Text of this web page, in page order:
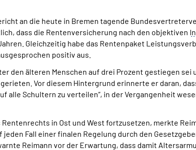
an die heute in Bremen tagende
dass die Rentenversicherung nach den objektiven
Gleichzeitig habe das Rentenpaket
positiv aus.
den älteren Menschen auf drei Prozent gestiegen sei
Vor diesem Hintergrund erinnerte er daran,
alle Schultern zu verteilen“, in der Vergangenheit
in Ost und West fortzusetzen, merkte
Fall einer finalen Regelung durch den
Reimann vor der Erwartung, dass damit